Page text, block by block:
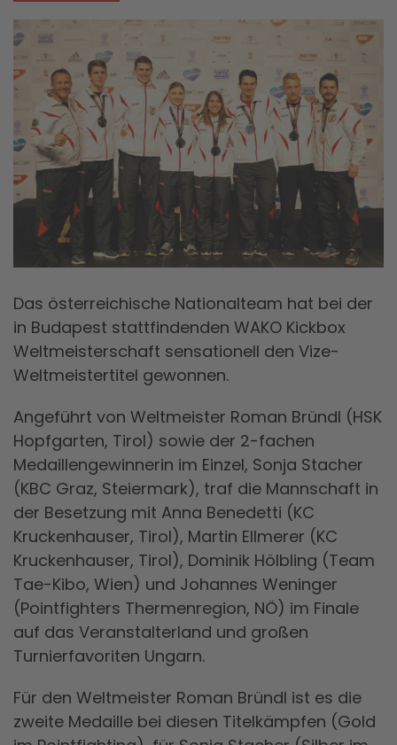
Das österreichische Nationalteam hat bei der
in Budapest stattfindenden WAKO Kickbox
Weltmeisterschaft sensationell den Vize-
Weltmeistertitel gewonnen.
Angeführt von Weltmeister Roman Bründl (HSK
Hopfgarten, Tirol) sowie der 2-fachen
Medaillengewinnerin im Einzel, Sonja Stacher
(KBC Graz, Steiermark), traf die Mannschaft in
der Besetzung mit Anna Benedetti (KC
Kruckenhauser, Tirol), Martin Ellmerer (KC
Kruckenhauser, Tirol), Dominik Hölbling (Team
Tae-Kibo, Wien) und Johannes Weninger
(Pointfighters Thermenregion, NÖ) im Finale
auf das Veranstalterland und großen
Turnierfavoriten Ungarn.
Für den Weltmeister Roman Bründl ist es die
zweite Medaille bei diesen Titelkämpfen (Gold